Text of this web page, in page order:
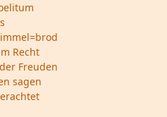
Recht
Freuden
sagen